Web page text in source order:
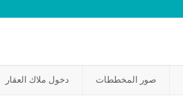
صور المخططات دخول ملاك العقار